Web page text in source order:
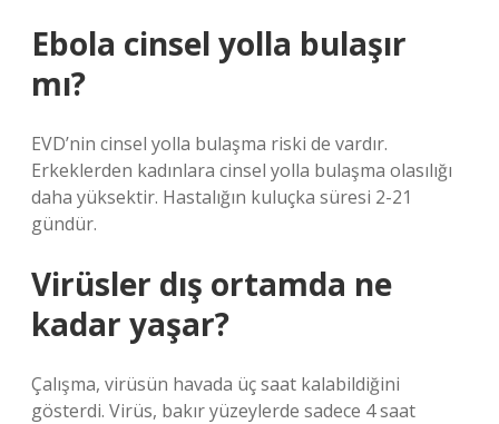
Ebola cinsel yolla bulaşır
mı?
EVD’nin cinsel yolla bulaşma riski de vardır.
Erkeklerden kadınlara cinsel yolla bulaşma olasılığı
daha yüksektir. Hastalığın kuluçka süresi 2-21
gündür.
Virüsler dış ortamda ne
kadar yaşar?
Çalışma, virüsün havada üç saat kalabildiğini
gösterdi. Virüs, bakır yüzeylerde sadece 4 saat